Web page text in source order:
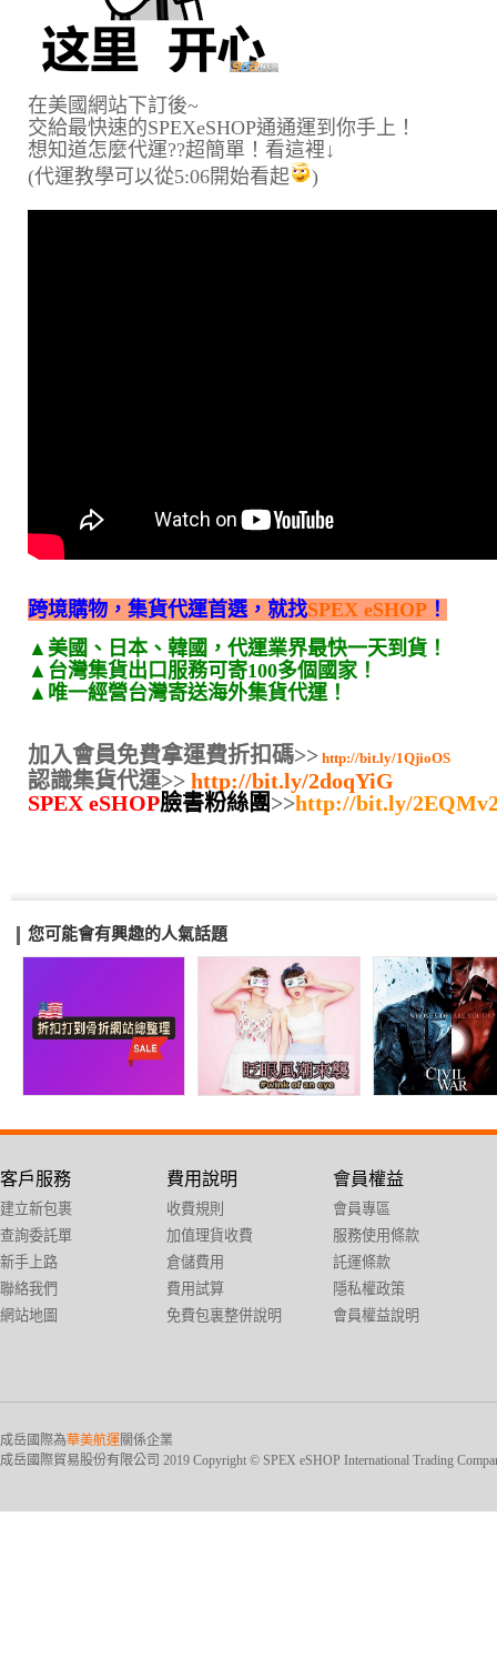
在美國網站下訂後~
交給最快速的SPEXeSHOP通通運到你手上！
想知道怎麼代運??超簡單！看這裡↓
(代運教學可以從5:06開始看起 )
跨境購物，集貨代運首選，就找SPEX eSHOP ！
▲美國、日本、韓國，代運業界最快一天到貨！
▲台灣集貨出口服務可寄100多個國家！
▲唯一經營台灣寄送海外集貨代運！
加入會員免費拿運費折扣碼>> http://bit.ly/1QjioOS
認識集貨代運>> http://bit.ly/2doqYiG
SPEX eSHOP臉書粉絲團>>http://bit.ly/
您可能會有興趣的人氣話題
客戶服務
建立新包裹
查詢委託單
新手上路
聯絡我們
網站地圖
費用說明
收費規則
加值理貨收費
倉儲費用
費用試算
免費包裏整併說明
會員權益
會員專區
服務使用條款
託運條款
隱私權政策
會員權益說明
成岳國際為華美航運關係企業
成岳國際貿易股份有限公司 2019 Copyright © SPEX eSHOP International Trading